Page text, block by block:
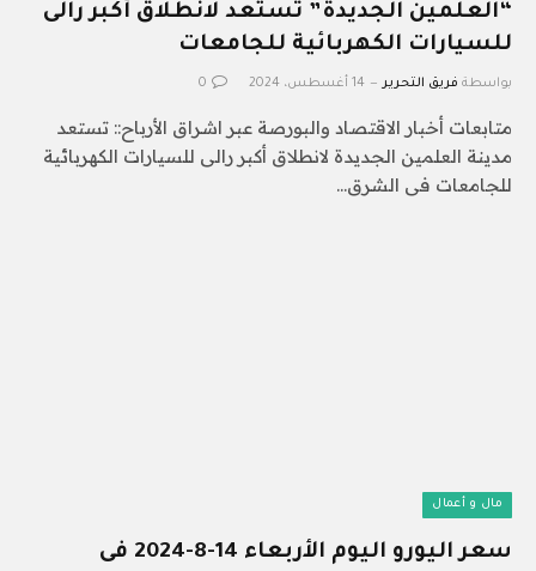
“العلمين الجديدة” تستعد لانطلاق أكبر رالى
للسيارات الكهربائية للجامعات
بواسطة فريق التحرير 14 أغسطس، 2024 0
متابعات أخبار الاقتصاد والبورصة عبر اشراق الأرباح:: تستعد
مدينة العلمين الجديدة لانطلاق أكبر رالى للسيارات الكهربائية
للجامعات فى الشرق…
مال و أعمال
سعر اليورو اليوم الأربعاء 14-8-2024 فى